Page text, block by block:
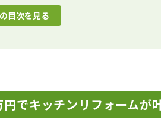
目次を見る
でキッチンリフォームが